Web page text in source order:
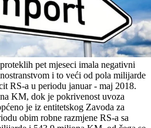
pet mjeseci imala negativni
i to veći od pola milijarde
RS-a u periodu januar - maj 2018.
KM, dok je pokrivenost uvoza
je iz entitetskog Zavoda za
obim robne razmjene RS-a sa